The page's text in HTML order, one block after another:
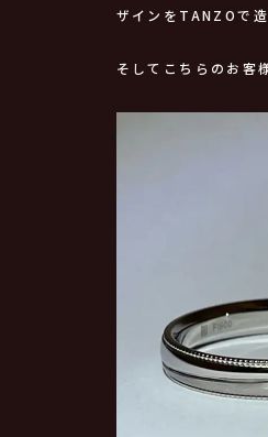
ザインをTANZOで
そしてこちらのお客